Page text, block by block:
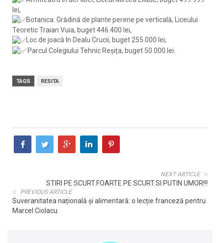
lei,
Botanica. Grădină de plante perene pe verticală, Liceului
Teoretic Traian Vuia, buget 446.400 lei,
Loc de joacă In Dealu Crucii, buget 255.000 lei,
Parcul Colegiului Tehnic Reșița, buget 50.000 lei.
TAGS RESITA
NEXT ARTICLE
STIRI PE SCURT.FOARTE PE SCURT.SI PUTIN UMOR!!!
PREVIOUS ARTICLE
Suveranitatea națională și alimentară: o lecție franceză pentru
Marcel Ciolacu